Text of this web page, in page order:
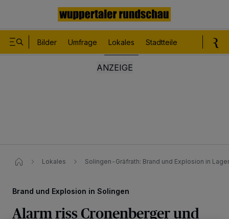
Bilder Umfrage Lokales Stadtteile
Lokales Solingen-Gräfrath: Brand und Explosion in
Brand und Explosion in Solingen
Alarm riss Cronenberger und